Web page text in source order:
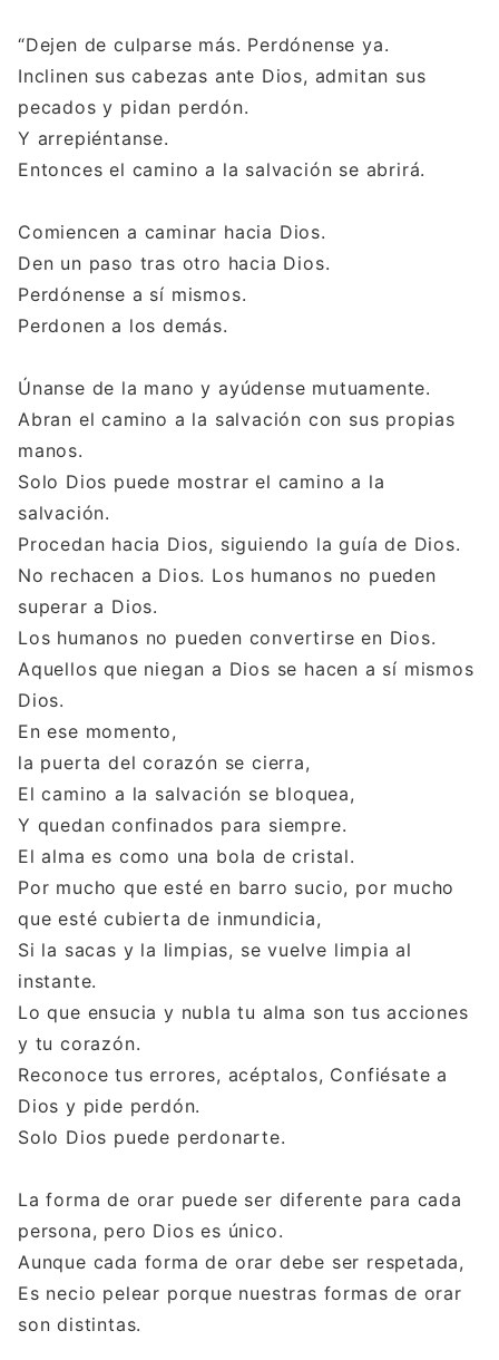
“Dejen de culparse más. Perdónense ya.
Inclinen sus cabezas ante Dios, admitan sus
pecados y pidan perdón.
Y arrepiéntanse.
Entonces el camino a la salvación se abrirá.
Comiencen a caminar hacia Dios.
Den un paso tras otro hacia Dios.
Perdónense a sí mismos.
Perdonen a los demás.
Únanse de la mano y ayúdense mutuamente.
Abran el camino a la salvación con sus propias
manos.
Solo Dios puede mostrar el camino a la
salvación.
Procedan hacia Dios, siguiendo la guía de Dios.
No rechacen a Dios. Los humanos no pueden
superar a Dios.
Los humanos no pueden convertirse en Dios.
Aquellos que niegan a Dios se hacen a sí mismos
Dios.
En ese momento,
la puerta del corazón se cierra,
El camino a la salvación se bloquea,
Y quedan confinados para siempre.
El alma es como una bola de cristal.
Por mucho que esté en barro sucio, por mucho
que esté cubierta de inmundicia,
Si la sacas y la limpias, se vuelve limpia al
instante.
Lo que ensucia y nubla tu alma son tus acciones
y tu corazón.
Reconoce tus errores, acéptalos, Confiésate a
Dios y pide perdón.
Solo Dios puede perdonarte.
La forma de orar puede ser diferente para cada
persona, pero Dios es único.
Aunque cada forma de orar debe ser respetada,
Es necio pelear porque nuestras formas de orar
son distintas.